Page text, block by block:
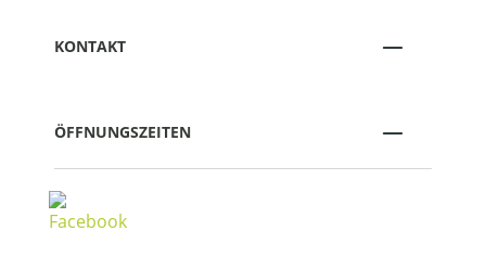
KONTAKT
ÖFFNUNGSZEITEN